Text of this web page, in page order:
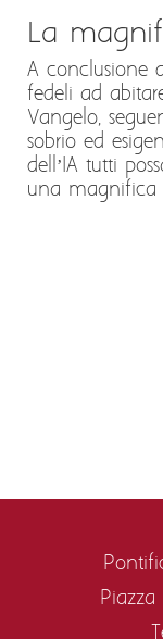
La
A conclusione
fedeli ad
Vangelo,
sobrio ed
dell’IA tutti
una magnifica
Piazza